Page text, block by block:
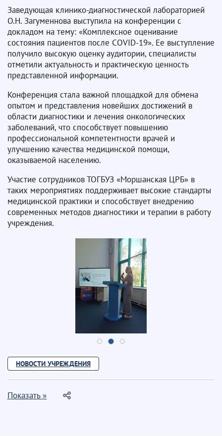
Заведующая клинико-диагностической лабораторией
О.Н. Загуменнова выступила на конференции с
докладом на тему: «Комплексное оценивание
состояния пациентов после COVID-19». Ее выступление
получило высокую оценку аудитории, специалисты
отметили актуальность и практическую ценность
представленной информации.
Конференция стала важной площадкой для обмена
опытом и представления новейших достижений в
области диагностики и лечения онкологических
заболеваний, что способствует повышению
профессиональной компетентности врачей и
улучшению качества медицинской помощи,
оказываемой населению.
Участие сотрудников ТОГБУЗ «Моршанская ЦРБ» в
таких мероприятиях поддерживает высокие стандарты
медицинской практики и способствует внедрению
современных методов диагностики и терапии в работу
учреждения.
НОВОСТИ УЧРЕЖДЕНИЯ
Показать »